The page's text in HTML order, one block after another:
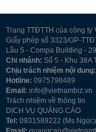
Trang TTĐTTH của công ty
Giấy phép số 3323/GP-
Lầu 5 - Compa Building -
Chi nhánh: Số 5 - Khu 38A
Chịu trách nhiệm nội dung:
Hotline: 0975798489
Email: info@vietnambiz.vn
Trách nhiệm về thông tin
DỊCH VỤ QUẢNG CÁO
Tel: 0931589222 (Ms Ngọc)